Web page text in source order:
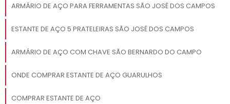
ARMÁRIO DE AÇO PARA FERRAMENTAS SÃO JOSÉ DOS CAMPOS
ESTANTE DE AÇO 5 PRATELEIRAS SÃO JOSÉ DOS CAMPOS
ARMÁRIO DE AÇO COM CHAVE SÃO BERNARDO DO CAMPO
ONDE COMPRAR ESTANTE DE AÇO GUARULHOS
COMPRAR ESTANTE DE AÇO